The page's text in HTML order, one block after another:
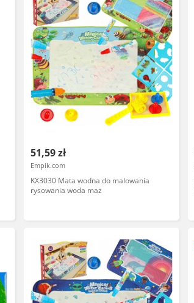
51,59 zł
Empik.com
KX3030 Mata wodna do malowania
rysowania woda maz